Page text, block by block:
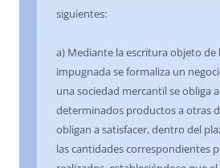
siguientes:
a) Mediante la escritura objeto de
impugnada se formaliza un
una sociedad mercantil se obliga
determinados productos a otras
obligan a satisfacer, dentro del
las cantidades correspondientes